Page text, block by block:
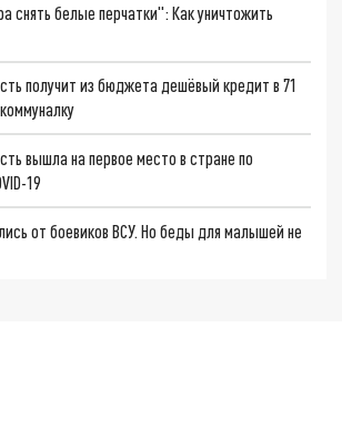
снять белые перчатки": Как уничтожить
получит из бюджета дешёвый кредит в 71
вышла на первое место в стране по
19
от боевиков ВСУ. Но беды для малышей не